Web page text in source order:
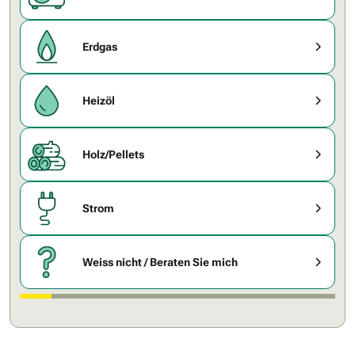
Erdgas
Heizöl
Holz/Pellets
Strom
Weiss nicht / Beraten Sie mich